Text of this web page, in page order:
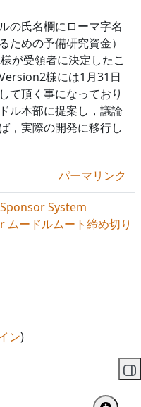
の氏名欄にローマ字名
ための予備研究資金）
が受領者に決定したこ
様には1月31日
て頂く事になっており
ル本部に提案し，議論
，実際の開発に移行し
パーマリンク
System
ードルムート締め切り
ン)